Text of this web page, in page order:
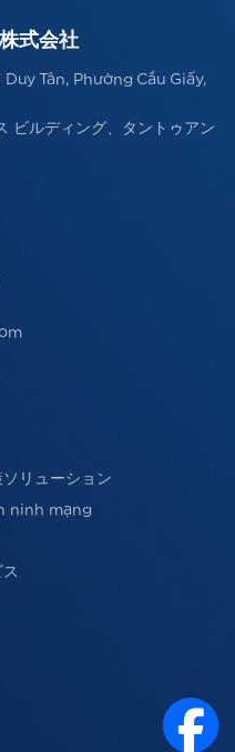
式会社
Duy Tân, Phường Cầu Giấy,
ビルディング、タントゥアン
リューション
ninh mạng